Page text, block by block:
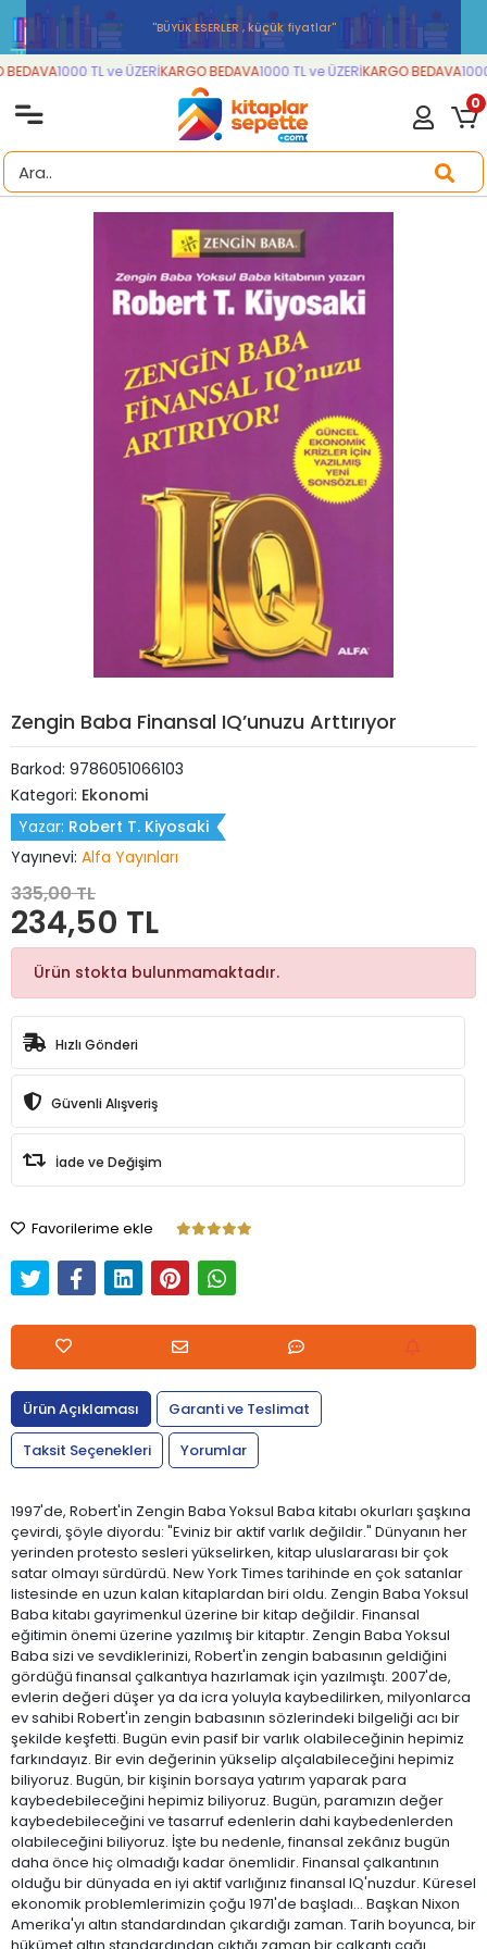
''BÜYÜK ESERLER , küçük fiyatlar''
1000 TL ve ÜZERİKARGO BEDAVA1000 TL ve ÜZERİKARGO BEDAVA1000
0
Zengin Baba Finansal IQ’unuzu Arttırıyor
Barkod: 9786051066103
Kategori: Ekonomi
Yazar: Robert T. Kiyosaki
Yayınevi: Alfa Yayınları
335,00 TL
234,50 TL
Ürün stokta bulunmamaktadır.
Hızlı Gönderi
Güvenli Alışveriş
İade ve Değişim
Favorilerime ekle
Ürün Açıklaması
Garanti ve Teslimat
Taksit Seçenekleri
Yorumlar
1997'de, Robert'in Zengin Baba Yoksul Baba kitabı okurları şaşkına
çevirdi, şöyle diyordu: "Eviniz bir aktif varlık değildir." Dünyanın her
yerinden protesto sesleri yükselirken, kitap uluslararası bir çok
satar olmayı sürdürdü. New York Times tarihinde en çok satanlar
listesinde en uzun kalan kitaplardan biri oldu. Zengin Baba Yoksul
Baba kitabı gayrimenkul üzerine bir kitap değildir. Finansal
eğitimin önemi üzerine yazılmış bir kitaptır. Zengin Baba Yoksul
Baba sizi ve sevdiklerinizi, Robert'in zengin babasının geldiğini
gördüğü finansal çalkantıya hazırlamak için yazılmıştı. 2007'de,
evlerin değeri düşer ya da icra yoluyla kaybedilirken, milyonlarca
ev sahibi Robert'in zengin babasının sözlerindeki bilgeliği acı bir
şekilde keşfetti. Bugün evin pasif bir varlık olabileceğinin hepimiz
farkındayız. Bir evin değerinin yükselip alçalabileceğini hepimiz
biliyoruz. Bugün, bir kişinin borsaya yatırım yaparak para
kaybedebileceğini hepimiz biliyoruz. Bugün, paramızın değer
kaybedebileceğini ve tasarruf edenlerin dahi kaybedenlerden
olabileceğini biliyoruz. İşte bu nedenle, finansal zekânız bugün
daha önce hiç olmadığı kadar önemlidir. Finansal çalkantının
olduğu bir dünyada en iyi aktif varlığınız finansal IQ'nuzdur. Küresel
ekonomik problemlerimizin çoğu 1971'de başladı... Başkan Nixon
Amerika'yı altın standardından çıkardığı zaman. Tarih boyunca, bir